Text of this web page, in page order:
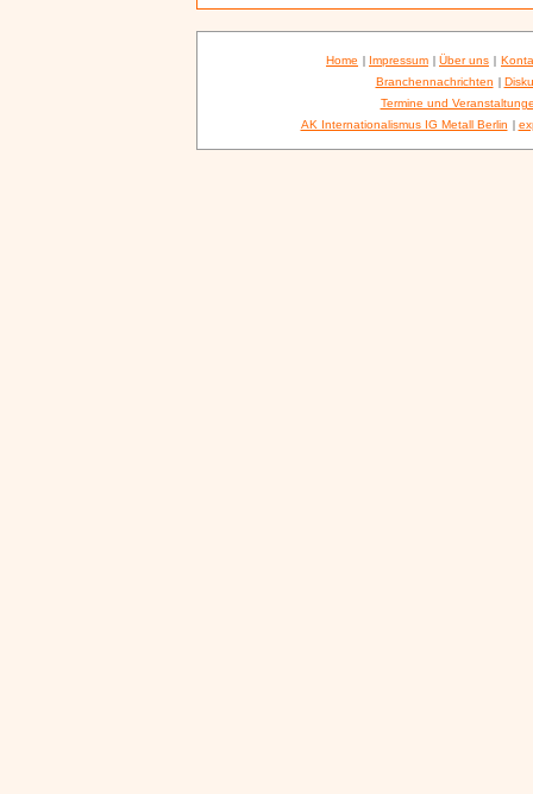
Home | Impressum | Über uns |
Branchennachrichten |
Termine und
AK Internationalismus IG Metall Berlin |